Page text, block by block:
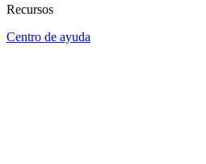
Recursos
Centro de ayuda